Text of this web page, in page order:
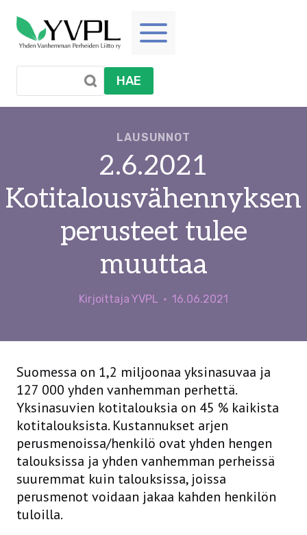
sisältöön
HAE
LAUSUNNOT
2.6.2021
Kotitalousvähennyksen
perusteet tulee
muuttaa
Kirjoittaja YVPL 16.06.2021
Suomessa on 1,2 miljoonaa yksinasuvaa ja
127 000 yhden vanhemman perhettä.
Yksinasuvien kotitalouksia on 45 % kaikista
kotitalouksista. Kustannukset arjen
perusmenoissa/henkilö ovat yhden hengen
talouksissa ja yhden vanhemman perheissä
suuremmat kuin talouksissa, joissa
perusmenot voidaan jakaa kahden henkilön
tuloilla.